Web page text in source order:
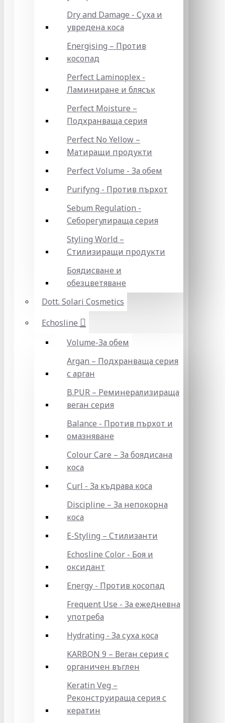
Dry and Damage - Суха и
увредена коса
Energising – Против
косопад
Perfect Laminoplex -
Ламиниране и блясък
Perfect Moisture –
Подхранваща серия
Perfect No Yellow –
Матиращи продукти
Perfect Volume - За обем
Purifyng - Против пърхот
Sebum Regulation -
Себорегулираща серия
Styling World –
Стилизиращи продукти
Боядисване и
обезцветяване
Dott. Solari Cosmetics
Echosline
Volume-За обем
Argan – Подхранваща серия
с арган
B.PUR – Реминерализираща
веган серия
Balance - Против пърхот и
омазняване
Colour Care – За боядисана
коса
Curl - За къдрава коса
Discipline – За непокорна
коса
E-Styling – Стилизанти
Echosline Color - Боя и
оксидант
Energy - Против косопад
Frequent Use - За ежедневна
употреба
Hydrating - За суха коса
KARBON 9 – Веган серия с
органичен въглен
Keratin Veg –
Реконструираща серия с
кератин